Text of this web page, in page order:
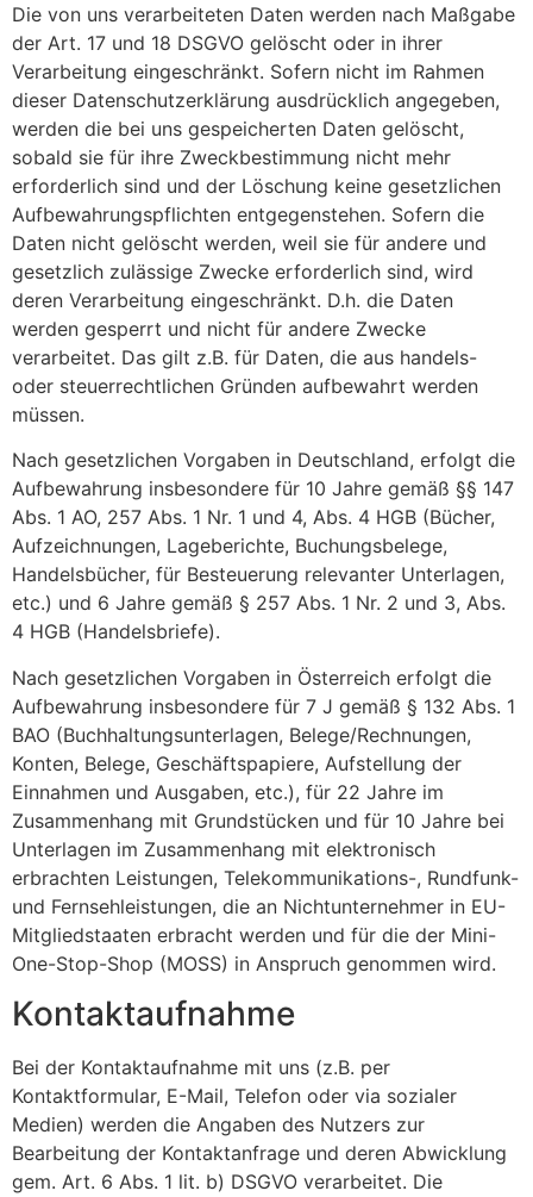
Die von uns verarbeiteten Daten werden nach Maßgabe
der Art. 17 und 18 DSGVO gelöscht oder in ihrer
Verarbeitung eingeschränkt. Sofern nicht im Rahmen
dieser Datenschutzerklärung ausdrücklich angegeben,
werden die bei uns gespeicherten Daten gelöscht,
sobald sie für ihre Zweckbestimmung nicht mehr
erforderlich sind und der Löschung keine gesetzlichen
Aufbewahrungspflichten entgegenstehen. Sofern die
Daten nicht gelöscht werden, weil sie für andere und
gesetzlich zulässige Zwecke erforderlich sind, wird
deren Verarbeitung eingeschränkt. D.h. die Daten
werden gesperrt und nicht für andere Zwecke
verarbeitet. Das gilt z.B. für Daten, die aus handels-
oder steuerrechtlichen Gründen aufbewahrt werden
müssen.
Nach gesetzlichen Vorgaben in Deutschland, erfolgt die
Aufbewahrung insbesondere für 10 Jahre gemäß §§ 147
Abs. 1 AO, 257 Abs. 1 Nr. 1 und 4, Abs. 4 HGB (Bücher,
Aufzeichnungen, Lageberichte, Buchungsbelege,
Handelsbücher, für Besteuerung relevanter Unterlagen,
etc.) und 6 Jahre gemäß § 257 Abs. 1 Nr. 2 und 3, Abs.
4 HGB (Handelsbriefe).
Nach gesetzlichen Vorgaben in Österreich erfolgt die
Aufbewahrung insbesondere für 7 J gemäß § 132 Abs. 1
BAO (Buchhaltungsunterlagen, Belege/Rechnungen,
Konten, Belege, Geschäftspapiere, Aufstellung der
Einnahmen und Ausgaben, etc.), für 22 Jahre im
Zusammenhang mit Grundstücken und für 10 Jahre bei
Unterlagen im Zusammenhang mit elektronisch
erbrachten Leistungen, Telekommunikations-, Rundfunk-
und Fernsehleistungen, die an Nichtunternehmer in EU-
Mitgliedstaaten erbracht werden und für die der Mini-
One-Stop-Shop (MOSS) in Anspruch genommen wird.
Kontaktaufnahme
Bei der Kontaktaufnahme mit uns (z.B. per
Kontaktformular, E-Mail, Telefon oder via sozialer
Medien) werden die Angaben des Nutzers zur
Bearbeitung der Kontaktanfrage und deren Abwicklung
gem. Art. 6 Abs. 1 lit. b) DSGVO verarbeitet. Die